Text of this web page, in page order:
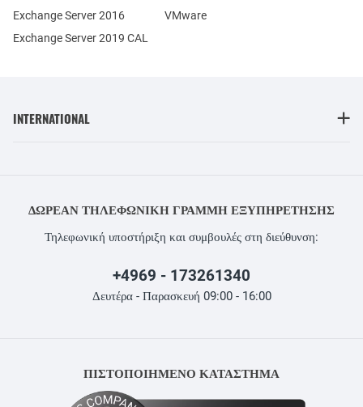
Exchange Server 2016
Exchange Server 2019 CAL
VMware
INTERNATIONAL
ΔΩΡΕΆΝ ΤΗΛΕΦΩΝΙΚΉ ΓΡΑΜΜΉ ΕΞΥΠΗΡΈΤΗΣΗΣ
Τηλεφωνική υποστήριξη και συμβουλές στη διεύθυνση:
+4969 - 173261340
Δευτέρα - Παρασκευή 09:00 - 16:00
ΠΙΣΤΟΠΟΙΗΜΕΝΟ ΚΑΤΑΣΤΗΜΑ